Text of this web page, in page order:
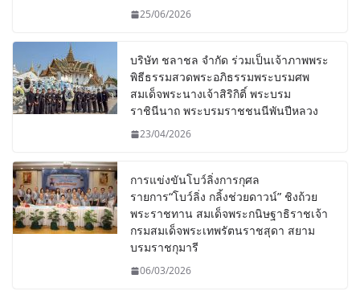
25/06/2026
บริษัท ชลาชล จำกัด ร่วมเป็นเจ้าภาพพระ
พิธีธรรมสวดพระอภิธรรมพระบรมศพ
สมเด็จพระนางเจ้าสิริกิติ์ พระบรม
ราชินีนาถ พระบรมราชชนนีพันปีหลวง
23/04/2026
การแข่งขันโบว์ลิ่งการกุศล
รายการ“โบว์ลิ่ง กลิ้งช่วยดาวน์” ชิงถ้วย
พระราชทาน สมเด็จพระกนิษฐาธิราชเจ้า
กรมสมเด็จพระเทพรัตนราชสุดา สยาม
บรมราชกุมารี
06/03/2026